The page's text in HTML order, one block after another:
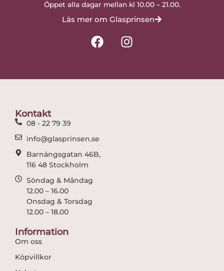
Öppet alla dagar mellan kl 10.00 – 21.00.
Läs mer om Glasprinsen
F
a
I
n
Kontakt
08 - 22 79 39
info@glasprinsen.se
Barnängsgatan 46B,
116 48 Stockholm
Söndag & Måndag
12.00 – 16.00
Onsdag & Torsdag
12.00 – 18.00
Information
Om oss
Köpvillkor